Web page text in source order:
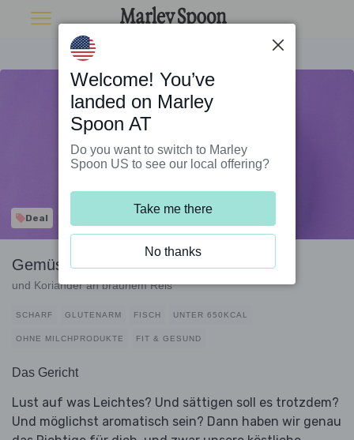
Deal
Gemüsepfanne mit Alaska-Seelachs
und Koriander an braunem Reis
SCHARF GLUTENARM FISCH UNTER 650KCAL
OHNE MILCHPRODUKTE FIT & GESUND
Das Gericht
Lust auf was Leichtes? Und sättigen soll es trotzdem?
Und möglichst aromatisch sein? Dann haben wir genau
Welcome! You’ve
landed on Marley
Spoon AT
Do you want to switch to Marley
Spoon US to see our local offering?
Take me there
No thanks